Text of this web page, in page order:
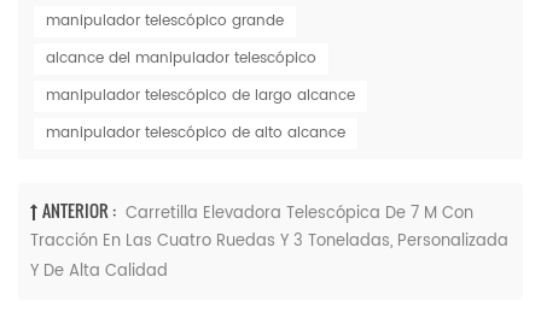
manipulador telescópico grande
alcance del manipulador telescópico
manipulador telescópico de largo alcance
manipulador telescópico de alto alcance
ANTERIOR : Carretilla Elevadora Telescópica De 7 M Con
Tracción En Las Cuatro Ruedas Y 3 Toneladas, Personalizada
Y De Alta Calidad